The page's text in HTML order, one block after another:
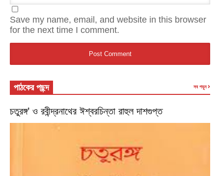
Save my name, email, and website in this browser
for the next time I comment.
পাঠকের পছন্দ সব পড়ুন
চতুরঙ্গ’ ও রবীন্দ্রনাথের ঈশ্বরচিন্তা রাহুল দাশগুপ্ত